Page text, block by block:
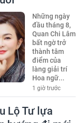
Những ngày
đầu tháng 8,
Quan Chi Lâm
bất ngờ trở
thành tâm
điểm của
làng giải trí
Hoa ngữ...
1 giờ trước
Lộ Tư lựa